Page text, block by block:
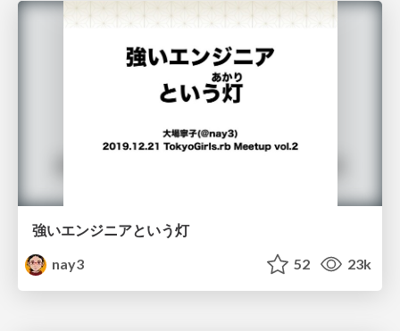
強いエンジニアという灯
nay3
52 23k